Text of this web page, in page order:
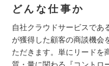
どんな仕事か
自社クラウドサービスであ
が獲得した顧客の商談機会
ただきます。単にリードを